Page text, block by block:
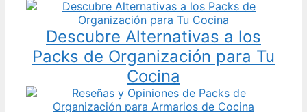
Descubre Alternativas a los
Packs de Organización para Tu
Cocina